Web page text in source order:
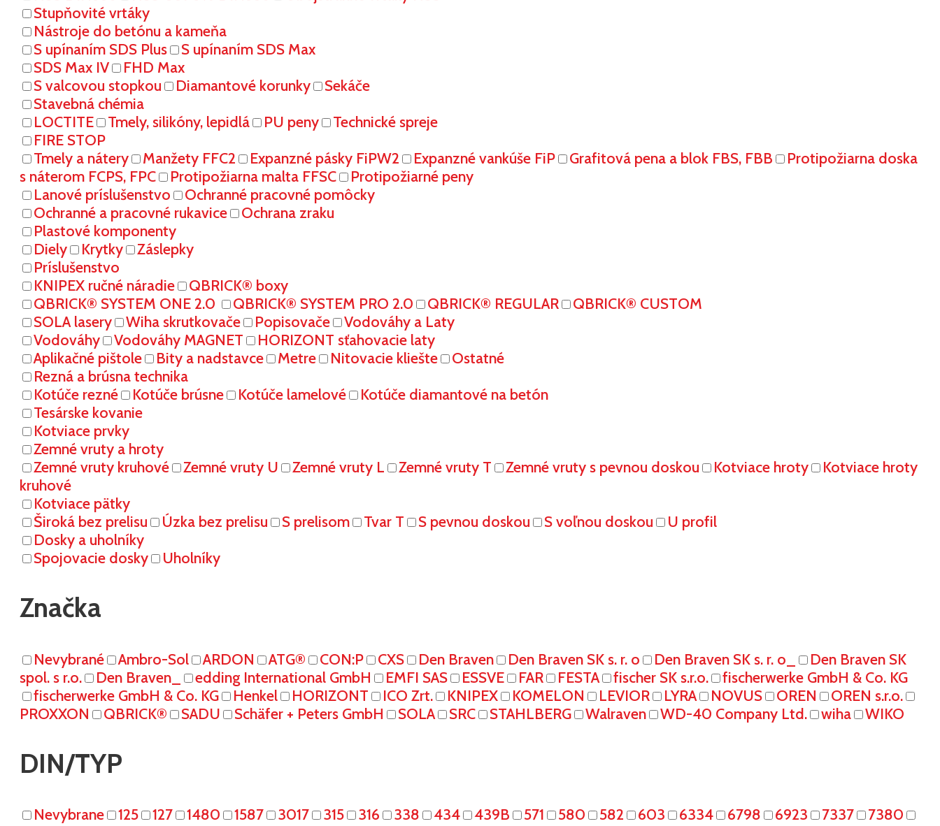
Stupňovité vrtáky
Nástroje do betónu a kameňa
S upínaním SDS Plus
S upínaním SDS Max
SDS Max IV
FHD Max
S valcovou stopkou
Diamantové korunky
Sekáče
Stavebná chémia
LOCTITE
Tmely, silikóny, lepidlá PU peny
Technické spreje
FIRE STOP
Tmely a nátery
Manžety FFC2 Expanzné pásky FiPW2 Expanzné vankúše FiP Grafitová pena a blok FBS, FBB
Protipožiarna doska
s náterom FCPS, FPC
Protipožiarna malta FFSC
Protipožiarné peny
Lanové príslušenstvo
Ochranné pracovné pomôcky
Ochranné a pracovné rukavice
Ochrana zraku
Plastové komponenty
Diely
Krytky
Záslepky
Príslušenstvo
KNIPEX ručné náradie
QBRICK® boxy
QBRICK® SYSTEM ONE 2.0
QBRICK® SYSTEM PRO 2.0 QBRICK® REGULAR
QBRICK® CUSTOM
SOLA lasery
Wiha skrutkovače Popisovače
Vodováhy a Laty
Vodováhy
Vodováhy MAGNET
HORIZONT sťahovacie laty
Aplikačné pištole
Bity a nadstavce Metre Nitovacie kliešte
Ostatné
Rezná a brúsna technika
Kotúče rezné
Kotúče brúsne Kotúče lamelové
Kotúče diamantové na betón
Tesárske kovanie
Kotviace prvky
Zemné vruty a hroty
Zemné vruty kruhové
Zemné vruty U Zemné vruty L Zemné vruty T Zemné vruty s pevnou doskou Kotviace hroty
Kotviace hroty
kruhové
Kotviace pätky
Široká bez prelisu
Úzka bez prelisu S prelisom Tvar T S pevnou doskou S voľnou doskou
U profil
Dosky a uholníky
Spojovacie dosky
Uholníky
Značka
Nevybrané Ambro-Sol ARDON ATG® CON:P CXS Den Braven Den Braven SK s. r. o Den Braven SK s. r. o_
Den Braven SK
spol. s r.o.
Den Braven_ edding International GmbH EMFI SAS ESSVE FAR FESTA fischer SK s.r.o.
fischerwerke GmbH & Co. KG
fischerwerke GmbH & Co. KG
Henkel HORIZONT ICO Zrt. KNIPEX KOMELON LEVIOR LYRA NOVUS OREN
OREN s.r.o.
PROXXON
QBRICK® SADU Schäfer + Peters GmbH SOLA SRC STAHLBERG Walraven WD-40 Company Ltd. wiha WIKO
DIN/TYP
Nevybrane 125 127 1480 1587 3017 315 316 338 434 439B 571 580 582 603 6334 6798 6923 7337
7380